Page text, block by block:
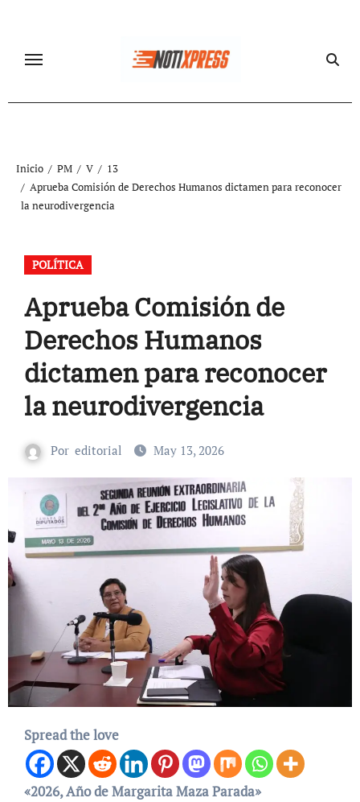
contenido
Inicio PM V
13
Aprueba Comisión de Derechos Humanos dictamen para reconocer
la neurodivergencia
POLÍTICA
Aprueba Comisión de
Derechos Humanos
dictamen para reconocer
la neurodivergencia
Por editorial May 13, 2026
Spread the love
«2026, Año de Margarita Maza Parada»